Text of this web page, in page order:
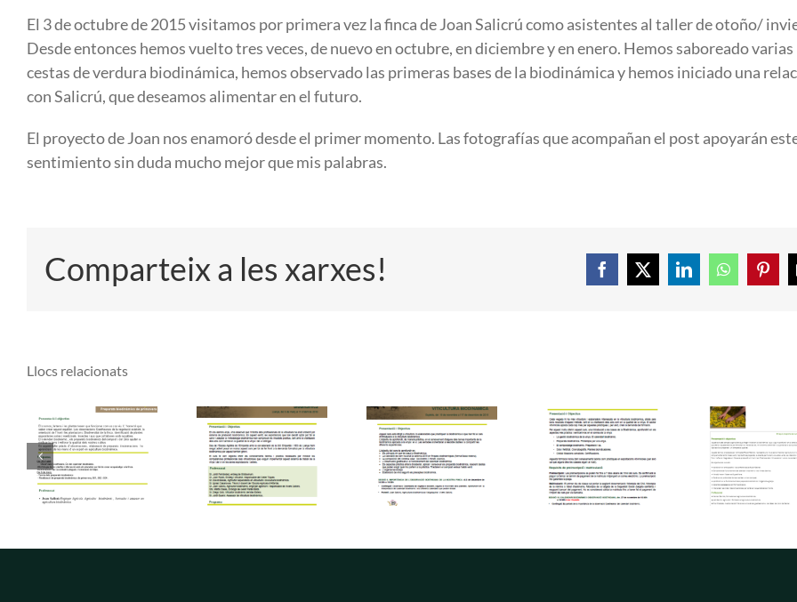
El 3 de octubre de 2015 visitamos por primera vez la finca de Joan Salicrú como asistentes al taller de otoño/
Desde entonces hemos vuelto tres veces, de nuevo en octubre, en diciembre y en enero. Hemos saboreado varias
cestas de verdura biodinámica, hemos observado las primeras bases de la biodinámica y hemos iniciado una
con Salicrú, que deseamos alimentar en el futuro.
El proyecto de Joan nos enamoró desde el primer momento. Las fotografías que acompañan el post apoyarán
sentimiento sin duda mucho mejor que mis palabras.
Comparteix a les xarxes! Facebook
X LinkedInWhatsApp
Llocs relacionats